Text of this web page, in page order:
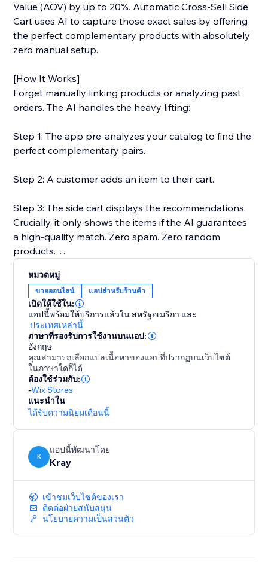
Value (AOV) by up to 20%. Automatic Cross-Sell Side
Cart uses AI to capture those exact sales by offering
the perfect complementary products with absolutely
zero manual setup.
[How It Works]
Forget manually linking products or analyzing past
orders. The AI handles the heavy lifting:
Step 1: The app pre-analyzes your catalog to find the
perfect complementary pairs.
Step 2: A customer adds an item to their cart.
Step 3: The side cart displays the recommendations.
Crucially, it only shows the items if the AI guarantees
a high-quality match. Zero spam. Zero random
products.
[Why merchants love us]
Native Store Design: The widget automatically inherits
your exact colors and fonts. It looks perfectly custom-
built for your theme.
Complete Text Control: Easily change the widget titles
and button names to match your brand voice.
Works on Day 1: Zero sales history required. The AI
analyzes your catalog directly and starts cross-selling
immediately.
หมวดหมู่
ขายออนไลน์ แอปสำหรับร้านค้า
เปิดให้ใช้ใน:
แอปนี้พร้อมให้บริการแล้วใน สหรัฐอเมริกา และ
ประเทศเหล่านี้
ภาษาที่รองรับการใช้งานบนแอป:
อังกฤษ
คุณสามารถเลือกแปลเนื้อหาของแอปที่ปรากฏบนเว็บไซต์
ในภาษาใดก็ได้
ต้องใช้ร่วมกับ:
-Wix Stores
แนะนำใน
ได้รับความนิยมเดือนนี้
K
แอปนี้พัฒนาโดย
Kray
เข้าชมเว็บไซต์ของเรา
ติดต่อฝ่ายสนับสนุน
นโยบายความเป็นส่วนตัว